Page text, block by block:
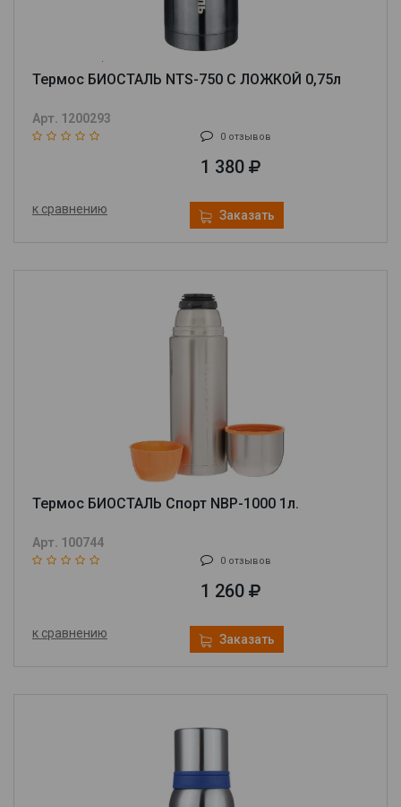
Термос БИОСТАЛЬ NTS-750 С ЛОЖКОЙ 0,75л
Арт. 1200293
0 отзывов
1 380
к сравнению Заказать
Термос БИОСТАЛЬ Спорт NBP-1000 1л.
Арт. 100744
0 отзывов
1 260
к сравнению Заказать